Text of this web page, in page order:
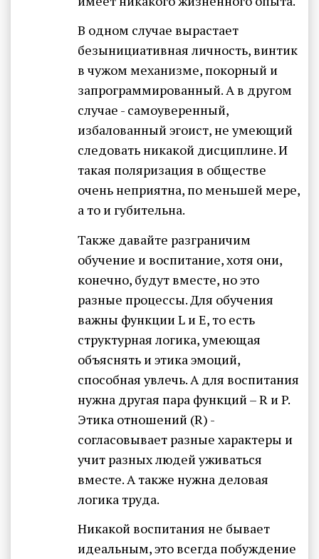
В одном случае вырастает
безынициативная личность, винтик
в чужом механизме, покорный и
запрограммированный. А в другом
случае - самоуверенный,
избалованный эгоист, не умеющий
следовать никакой дисциплине. И
такая поляризация в обществе
очень неприятна, по меньшей мере,
а то и губительна.
Также давайте разграничим
обучение и воспитание, хотя они,
конечно, будут вместе, но это
разные процессы. Для обучения
важны функции L и Е, то есть
структурная логика, умеющая
объяснять и этика эмоций,
способная увлечь. А для воспитания
нужна другая пара функций – R и P.
Этика отношений (R) -
согласовывает разные характеры и
учит разных людей уживаться
вместе. А также нужна деловая
логика труда.
Никакой воспитания не бывает
идеальным, это всегда побуждение